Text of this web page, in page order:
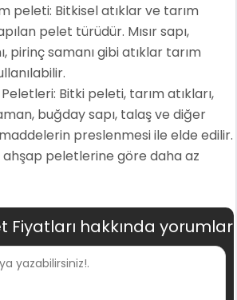
peleti: Bitkisel atıklar ve tarım
pelet türüdür. Mısır sapı,
pirinç samanı gibi atıklar tarım
Bitki peleti, tarım atıkları,
buğday sapı, talaş ve diğer
preslenmesi ile elde edilir.
peletlerine göre daha az
Fiyatları hakkında yorumlar